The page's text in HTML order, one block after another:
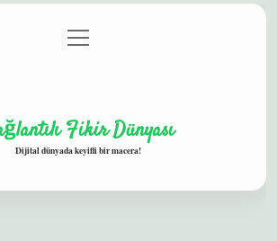
Gizlilik Politikası
menüyü
aç
Fikir Dünyası
Dijital dünyada keyifli bir macera!